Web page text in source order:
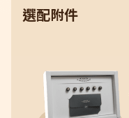
選配附件